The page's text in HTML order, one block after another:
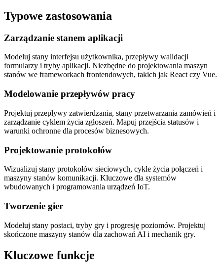
Typowe zastosowania
Zarządzanie stanem aplikacji
Modeluj stany interfejsu użytkownika, przepływy walidacji
formularzy i tryby aplikacji. Niezbędne do projektowania maszyn
stanów we frameworkach frontendowych, takich jak React czy Vue.
Modelowanie przepływów pracy
Projektuj przepływy zatwierdzania, stany przetwarzania zamówień i
zarządzanie cyklem życia zgłoszeń. Mapuj przejścia statusów i
warunki ochronne dla procesów biznesowych.
Projektowanie protokołów
Wizualizuj stany protokołów sieciowych, cykle życia połączeń i
maszyny stanów komunikacji. Kluczowe dla systemów
wbudowanych i programowania urządzeń IoT.
Tworzenie gier
Modeluj stany postaci, tryby gry i progresję poziomów. Projektuj
skończone maszyny stanów dla zachowań AI i mechanik gry.
Kluczowe funkcje